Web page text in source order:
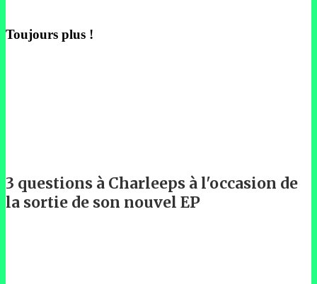
Toujours plus !
3 questions à Charleeps à l'occasion de
la sortie de son nouvel EP